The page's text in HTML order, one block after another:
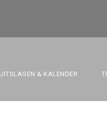
UITSLAGEN & KALENDER